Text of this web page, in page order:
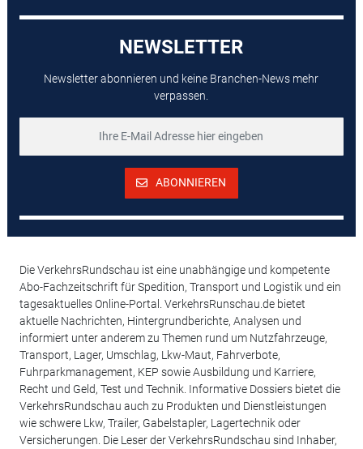
NEWSLETTER
Newsletter abonnieren und keine Branchen-News mehr
verpassen.
ABONNIEREN
Die VerkehrsRundschau ist eine unabhängige und kompetente
Abo-Fachzeitschrift für Spedition, Transport und Logistik und ein
tagesaktuelles Online-Portal. VerkehrsRunschau.de bietet
aktuelle Nachrichten, Hintergrundberichte, Analysen und
informiert unter anderem zu Themen rund um Nutzfahrzeuge,
Transport, Lager, Umschlag, Lkw-Maut, Fahrverbote,
Fuhrparkmanagement, KEP sowie Ausbildung und Karriere,
Recht und Geld, Test und Technik. Informative Dossiers bietet die
VerkehrsRundschau auch zu Produkten und Dienstleistungen
wie schwere Lkw, Trailer, Gabelstapler, Lagertechnik oder
Versicherungen. Die Leser der VerkehrsRundschau sind Inhaber,